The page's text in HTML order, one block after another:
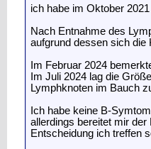
ich habe im Oktober
Nach Entnahme des
aufgrund dessen sich die
Im Februar 2024
Im Juli 2024 lag die
Lymphknoten im Bauch
Ich habe keine B-
allerdings bereitet mir
Entscheidung ich treffen